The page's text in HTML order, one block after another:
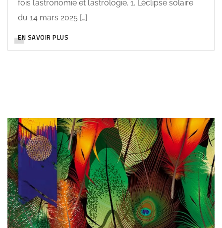
fois l’astronomie et l’astrologie. 1. L’éclipse solaire
du 14 mars 2025 […]
EN SAVOIR PLUS